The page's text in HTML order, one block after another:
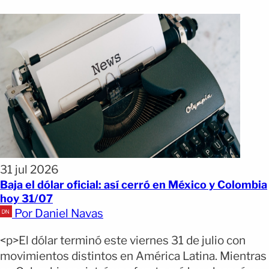
31 jul 2026
Baja el dólar oficial: así cerró en México y Colombia
hoy 31/07
Por Daniel Navas
<p>El dólar terminó este viernes 31 de julio con
movimientos distintos en América Latina. Mientras